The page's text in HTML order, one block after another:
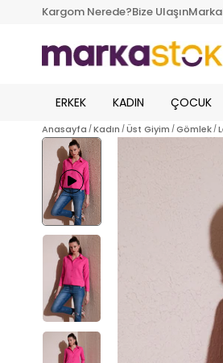
Kargom Nerede?Bize Ulaşın
ERKEK KADIN ÇOCUK
Anasayfa Kadın Üst Giyim Gömlek